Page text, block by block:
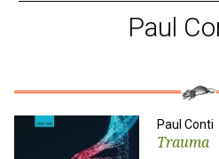
Paul
Paul Conti
Trauma